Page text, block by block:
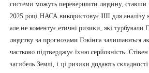
системи можуть перевершити людину,
2025 році НАСА використовує ШІ для аналізу
але не коментує етичні ризики, які турбували
людству за прогнозами Гокінга залишаються
частково підтверджує їхню серйозність.
загибель Землі, і ці ризики додають